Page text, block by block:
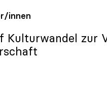
innen
zur